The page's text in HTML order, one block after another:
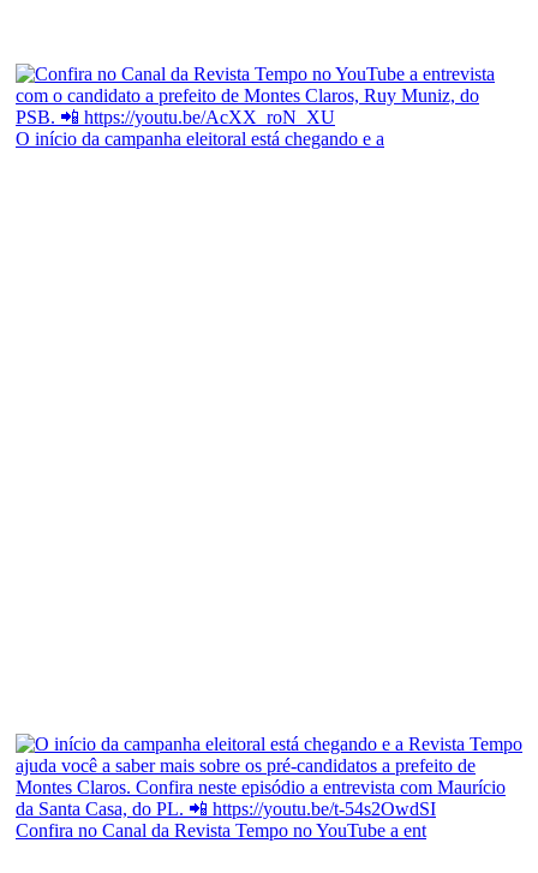
O início da campanha eleitoral está chegando e a
Confira no Canal da Revista Tempo no YouTube a ent